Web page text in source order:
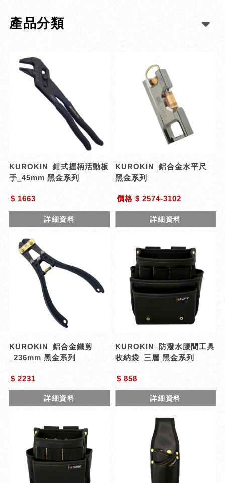
產品分類
KUROKIN_鉗式握柄活動板
手_45mm 黑金系列
$ 1663
詳細資料
KUROKIN_鋁合金水平尺
黑金系列
價格 $ 2574-3102
詳細資料
KUROKIN_鋁合金鐵剪
_236mm 黑金系列
$ 2231
詳細資料
KUROKIN_防潑水腰間工具
收納袋_三層 黑金系列
$ 858
詳細資料